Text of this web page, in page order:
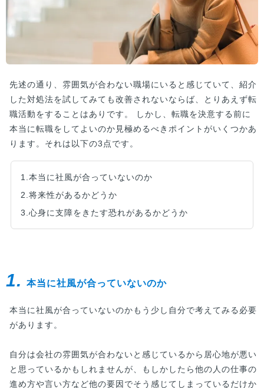
先述の通り、雰囲気が合わない職場にいると感じていて、紹介
した対処法を試してみても改善されないならば、とりあえず転
職活動をすることはありです。 しかし、転職を決意する前に
本当に転職をしてよいのか見極めるべきポイントがいくつかあ
ります。それは以下の3点です。
1.本当に社風が合っていないのか
2.将来性があるかどうか
3.心身に支障をきたす恐れがあるかどうか
1. 本当に社風が合っていないのか
本当に社風が合っていないのかもう少し自分で考えてみる必要
があります。
自分は会社の雰囲気が合わないと感じているから居心地が悪い
と思っているかもしれませんが、もしかしたら他の人の仕事の
進め方や言い方など他の要因でそう感じてしまっているだけか